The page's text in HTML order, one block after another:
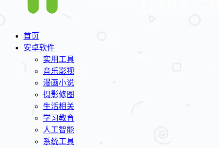
首页
安卓软件
实用工具
音乐影视
漫画小说
摄影修图
生活相关
学习教育
人工智能
系统工具